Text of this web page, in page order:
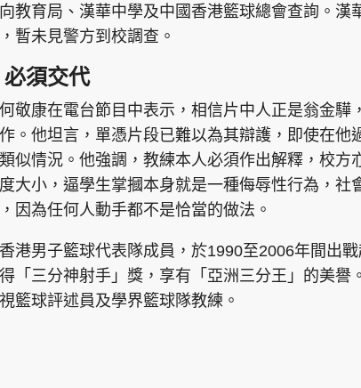
教育局、漢華中學及中國香港籃球總會查詢。漢
暫未見警方到校調查。
須交代
敬康在電台節目中表示，相信片中人正是翁金驊
。他坦言，單憑片段已難以為其辯護，即使在他
似情況。他強調，教練本人必須作出解釋，校方
大小，逼學生掌摑本身就是一種侮辱性行為，社
因為任何人動手都不是恰當的做法。
港男子籃球代表隊成員，於1990至2006年間出
「三分神射手」獎，享有「亞洲三分王」的美譽
籃球評述員及學界籃球隊教練。